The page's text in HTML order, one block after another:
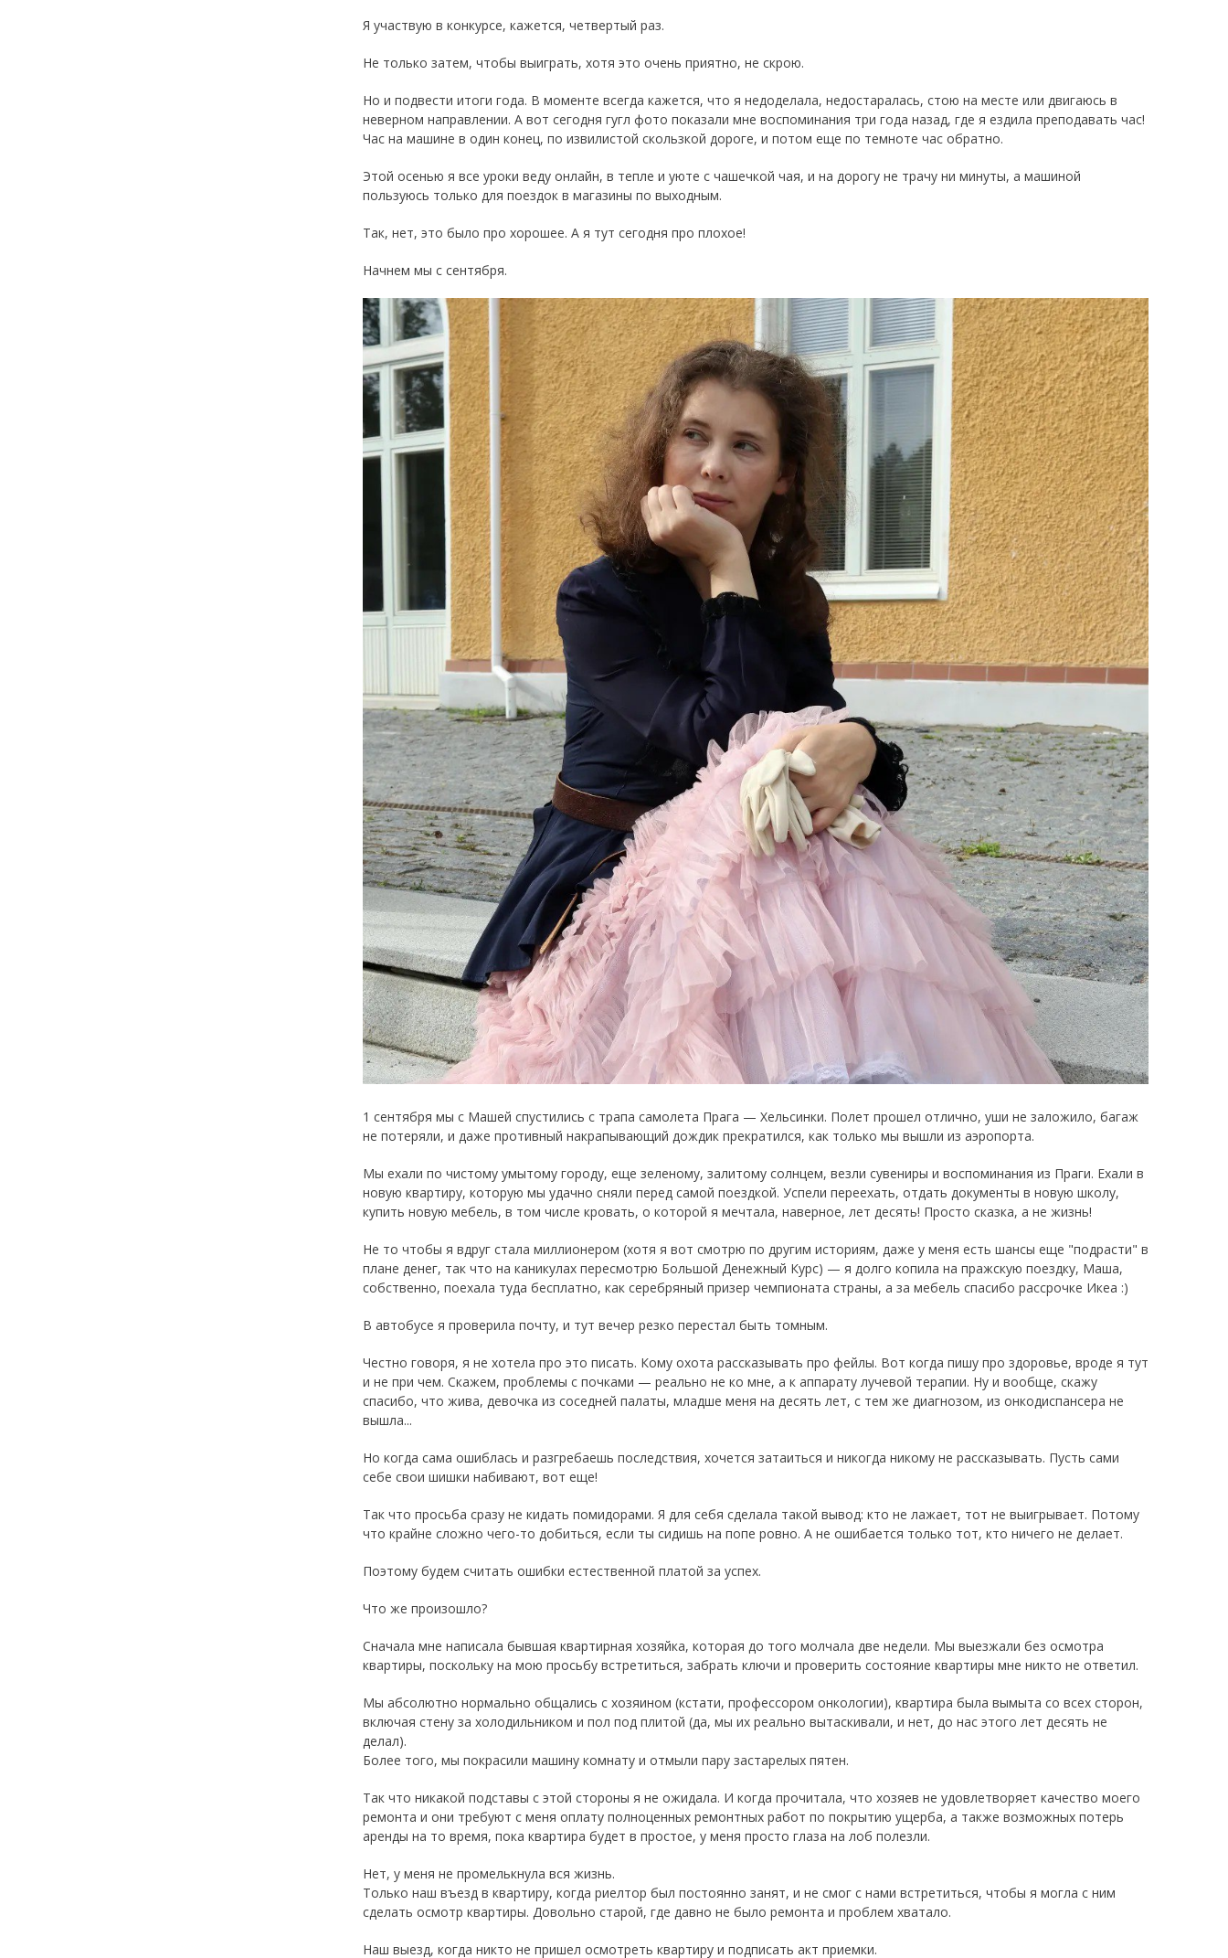
Я участвую в конкурсе, кажется, четвертый раз.
Не только затем, чтобы выиграть, хотя это очень приятно, не скрою.
Но и подвести итоги года. В моменте всегда кажется, что я недоделала, недостаралась, стою на месте или двигаюсь в
неверном направлении. А вот сегодня гугл фото показали мне воспоминания три года назад, где я ездила преподавать час!
Час на машине в один конец, по извилистой скользкой дороге, и потом еще по темноте час обратно.
Этой осенью я все уроки веду онлайн, в тепле и уюте с чашечкой чая, и на дорогу не трачу ни минуты, а машиной
пользуюсь только для поездок в магазины по выходным.
Так, нет, это было про хорошее. А я тут сегодня про плохое!
Начнем мы с сентября.
1 сентября мы с Машей спустились с трапа самолета Прага — Хельсинки. Полет прошел отлично, уши не заложило, багаж
не потеряли, и даже противный накрапывающий дождик прекратился, как только мы вышли из аэропорта.
Мы ехали по чистому умытому городу, еще зеленому, залитому солнцем, везли сувениры и воспоминания из Праги. Ехали в
новую квартиру, которую мы удачно сняли перед самой поездкой. Успели переехать, отдать документы в новую школу,
купить новую мебель, в том числе кровать, о которой я мечтала, наверное, лет десять! Просто сказка, а не жизнь!
Не то чтобы я вдруг стала миллионером (хотя я вот смотрю по другим историям, даже у меня есть шансы еще "подрасти" в
плане денег, так что на каникулах пересмотрю Большой Денежный Курс) — я долго копила на пражскую поездку, Маша,
собственно, поехала туда бесплатно, как серебряный призер чемпионата страны, а за мебель спасибо рассрочке Икеа :)
В автобусе я проверила почту, и тут вечер резко перестал быть томным.
Честно говоря, я не хотела про это писать. Кому охота рассказывать про фейлы. Вот когда пишу про здоровье, вроде я тут
и не при чем. Скажем, проблемы с почками — реально не ко мне, а к аппарату лучевой терапии. Ну и вообще, скажу
спасибо, что жива, девочка из соседней палаты, младше меня на десять лет, с тем же диагнозом, из онкодиспансера не
вышла...
Но когда сама ошиблась и разгребаешь последствия, хочется затаиться и никогда никому не рассказывать. Пусть сами
себе свои шишки набивают, вот еще!
Так что просьба сразу не кидать помидорами. Я для себя сделала такой вывод: кто не лажает, тот не выигрывает. Потому
что крайне сложно чего-то добиться, если ты сидишь на попе ровно. А не ошибается только тот, кто ничего не делает.
Поэтому будем считать ошибки естественной платой за успех.
Что же произошло?
Сначала мне написала бывшая квартирная хозяйка, которая до того молчала две недели. Мы выезжали без осмотра
квартиры, поскольку на мою просьбу встретиться, забрать ключи и проверить состояние квартиры мне никто не ответил.
Мы абсолютно нормально общались с хозяином (кстати, профессором онкологии), квартира была вымыта со всех сторон,
включая стену за холодильником и пол под плитой (да, мы их реально вытаскивали, и нет, до нас этого лет десять не
делал).
Более того, мы покрасили машину комнату и отмыли пару застарелых пятен.
Так что никакой подставы с этой стороны я не ожидала. И когда прочитала, что хозяев не удовлетворяет качество моего
ремонта и они требуют с меня оплату полноценных ремонтных работ по покрытию ущерба, а также возможных потерь
аренды на то время, пока квартира будет в простое, у меня просто глаза на лоб полезли.
Нет, у меня не промелькнула вся жизнь.
Только наш въезд в квартиру, когда риелтор был постоянно занят, и не смог с нами встретиться, чтобы я могла с ним
сделать осмотр квартиры. Довольно старой, где давно не было ремонта и проблем хватало.
Наш выезд, когда никто не пришел осмотреть квартиру и подписать акт приемки.